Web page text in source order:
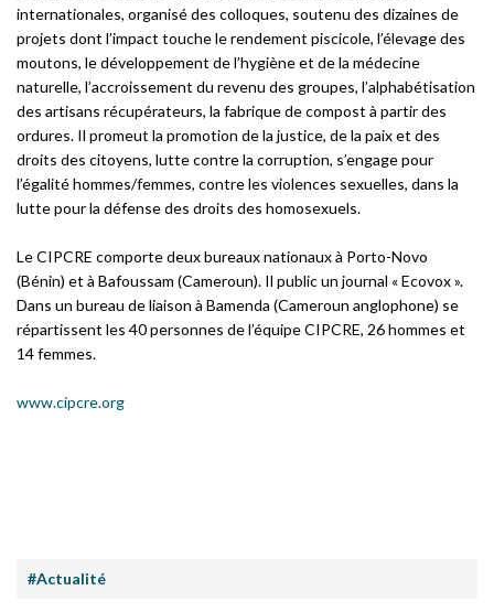
internationales, organisé des colloques, soutenu des dizaines de
projets dont l’impact touche le rendement piscicole, l’élevage des
moutons, le développement de l’hygiène et de la médecine
naturelle, l’accroissement du revenu des groupes, l’alphabétisation
des artisans récupérateurs, la fabrique de compost à partir des
ordures. Il promeut la promotion de la justice, de la paix et des
droits des citoyens, lutte contre la corruption, s’engage pour
l’égalité hommes/femmes, contre les violences sexuelles, dans la
lutte pour la défense des droits des homosexuels.
Le CIPCRE comporte deux bureaux nationaux à Porto-Novo
(Bénin) et à Bafoussam (Cameroun). Il public un journal « Ecovox ».
Dans un bureau de liaison à Bamenda (Cameroun anglophone) se
répartissent les 40 personnes de l’équipe CIPCRE, 26 hommes et
14 femmes.
www.cipcre.org
#Actualité